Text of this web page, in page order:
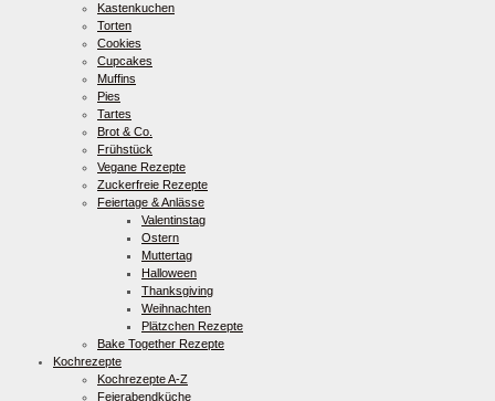
Kastenkuchen
Torten
Cookies
Cupcakes
Muffins
Pies
Tartes
Brot & Co.
Frühstück
Vegane Rezepte
Zuckerfreie Rezepte
Feiertage & Anlässe
Valentinstag
Ostern
Muttertag
Halloween
Thanksgiving
Weihnachten
Plätzchen Rezepte
Bake Together Rezepte
Kochrezepte
Kochrezepte A-Z
Feierabendküche